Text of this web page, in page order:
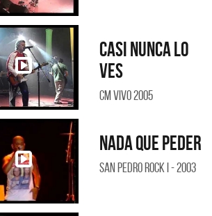
Casi nunca lo
ves
CM Vivo 2005
Nada que peder
San Pedro Rock I - 2003